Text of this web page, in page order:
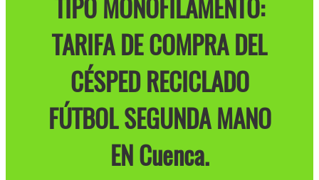
TIPO MONOFILAMENTO:
TARIFA DE COMPRA DEL
CÉSPED RECICLADO
FÚTBOL SEGUNDA MANO
EN Cuenca.